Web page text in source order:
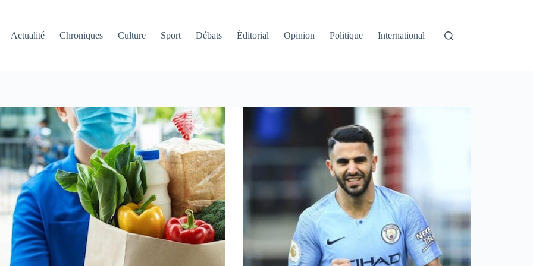
Actualité
Chroniques Culture Sport Débats Éditorial Opinion Politique International